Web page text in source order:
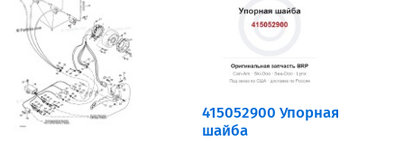
415052900 Упорная
шайба